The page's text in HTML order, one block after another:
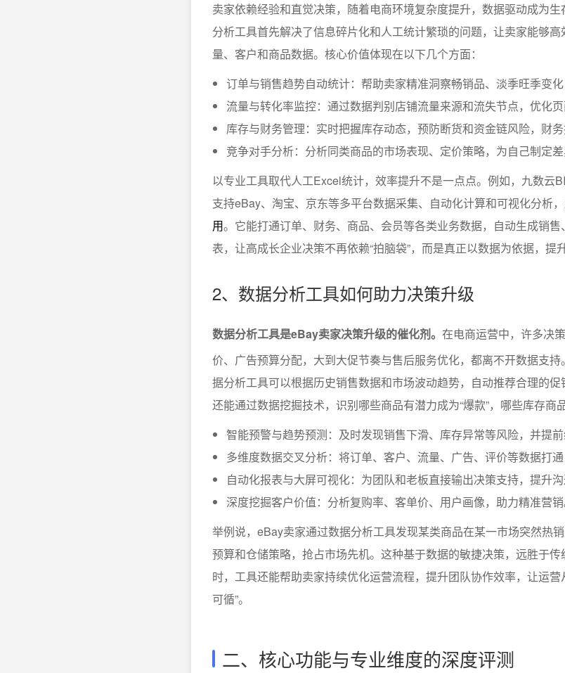
卖家依赖经验和直觉决策，随着电商环境复杂度提升，数据驱动成为
分析工具首先解决了信息碎片化和人工统计繁琐的问题，让卖家能够
量、客户和商品数据。核心价值体现在以下几个方面：
订单与销售趋势自动统计：帮助卖家精准洞察畅销品、淡季旺季变化
流量与转化率监控：通过数据判别店铺流量来源和流失节点，优化页
库存与财务管理：实时把握库存动态，预防断货和资金链风险，财务
竞争对手分析：分析同类商品的市场表现、定价策略，为自己制定差
以专业工具取代人工Excel统计，效率提升不是一点点。例如，九数云
支持eBay、淘宝、京东等多平台数据采集、自动化计算和可视化分析，
用。它能打通订单、财务、商品、会员等各类业务数据，自动生成销
表，让高成长企业决策不再依赖“拍脑袋”，而是真正以数据为依据，提
2、数据分析工具如何助力决策升级
数据分析工具是eBay卖家决策升级的催化剂。 在电商运营中，许多决
价、广告预算分配，大到大促节奏与售后服务优化，都离不开数据支
据分析工具可以根据历史销售数据和市场波动趋势，自动推荐合理的
还能通过数据挖掘技术，识别哪些商品有潜力成为“爆款”，哪些库存商
智能预警与趋势预测：及时发现销售下滑、库存异常等风险，并提前
多维度数据交叉分析：将订单、客户、流量、广告、评价等数据打通
自动化报表与大屏可视化：为团队和老板直接输出决策支持，提升沟
深度挖掘客户价值：分析复购率、客单价、用户画像，助力精准营销
举例说，eBay卖家通过数据分析工具发现某类商品在某一市场突然热
预算和仓储策略，抢占市场先机。这种基于数据的敏捷决策，远胜于传
时，工具还能帮助卖家持续优化运营流程，提升团队协作效率，让运营
可循”。
二、核心功能与专业维度的深度评测